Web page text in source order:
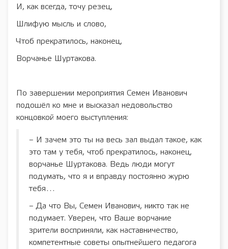
И, как всегда, точу резец,
Шлифую мысль и слово,
Чтоб прекратилось, наконец,
Ворчанье Шуртакова.
По завершении мероприятия Семен Иванович
подошёл ко мне и высказал недовольство
концовкой моего выступления:
– И зачем это ты на весь зал выдал такое, как
это там у тебя, чтоб прекратилось, наконец,
ворчанье Шуртакова. Ведь люди могут
подумать, что я и вправду постоянно журю
тебя…
– Да что Вы, Семен Иванович, никто так не
подумает. Уверен, что Ваше ворчание
зрители восприняли, как наставничество,
компетентные советы опытнейшего педагога